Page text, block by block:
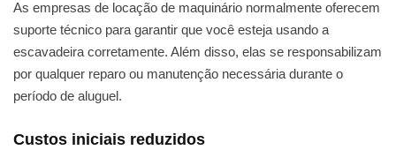
As empresas de locação de maquinário normalmente oferecem
suporte técnico para garantir que você esteja usando a
escavadeira corretamente. Além disso, elas se responsabilizam
por qualquer reparo ou manutenção necessária durante o
período de aluguel.
Custos iniciais reduzidos